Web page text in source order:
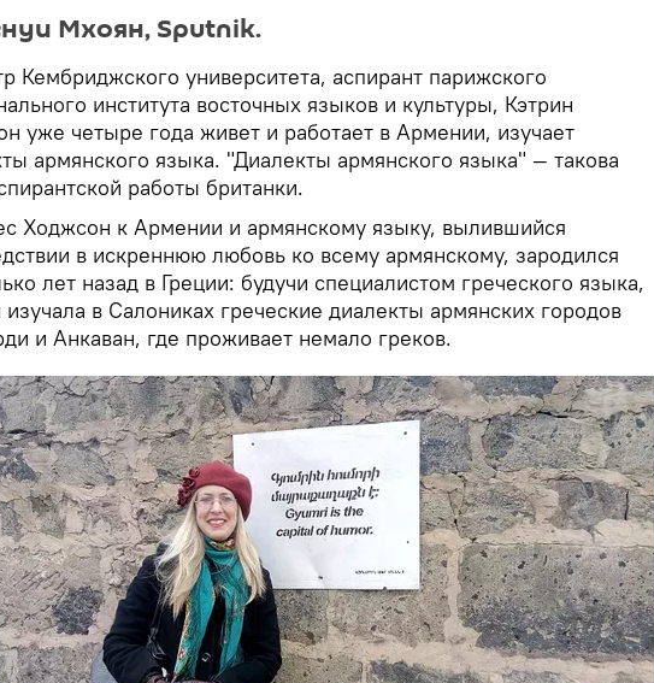
Мхоян, Sputnik.
Кембриджского университета, аспирант парижского
института восточных языков и культуры, Кэтрин
уже четыре года живет и работает в Армении, изучает
армянского языка. "Диалекты армянского языка" — такова
работы британки.
Ходжсон к Армении и армянскому языку, вылившийся
в искреннюю любовь ко всему армянскому, зародился
лет назад в Греции: будучи специалистом греческого языка,
изучала в Салониках греческие диалекты армянских городов
и Анкаван, где проживает немало греков.